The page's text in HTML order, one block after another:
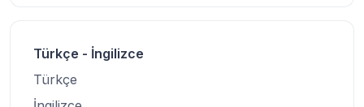
Türkçe - İngilizce
Türkçe